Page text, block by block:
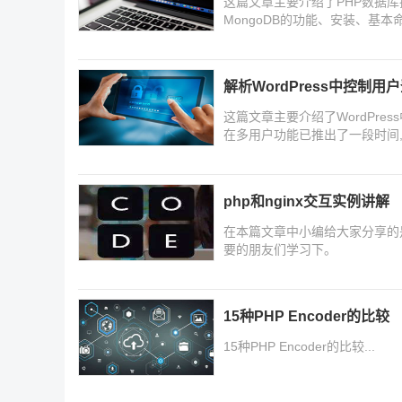
MongoDB的功能、安装、基本
解析WordPress中控制用
这篇文章主要介绍了
在多用户功能已推出了一段时
php和nginx交互实例讲解
在本篇文章中小编给大家分享
要的朋友们学习下。
15种PHP Encoder的比较
15种PHP Encoder的比较...